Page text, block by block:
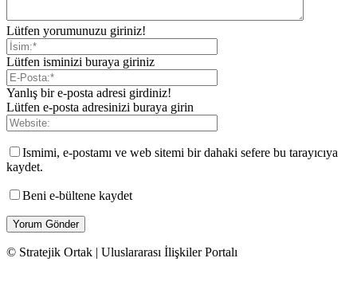
Lütfen yorumunuzu giriniz!
Lütfen isminizi buraya giriniz
Yanlış bir e-posta adresi girdiniz!
Lütfen e-posta adresinizi buraya girin
Ismimi, e-postamı ve web sitemi bir dahaki sefere bu tarayıcıya
kaydet.
Beni e-bültene kaydet
© Stratejik Ortak | Uluslararası İlişkiler Portalı